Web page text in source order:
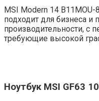
MSI Modern 14
подходит для бизнеса
производительности, с
требующие высокой
Ноутбук MSI GF63